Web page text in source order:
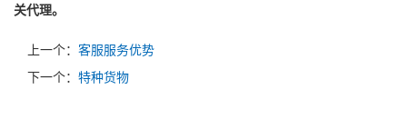
关代理。
上一个： 客服服务优势
下一个： 特种货物